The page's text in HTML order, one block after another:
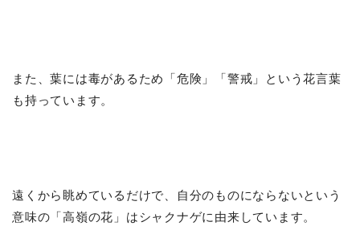
また、葉には毒があるため「危険」「警戒」という花言葉
も持っています。
遠くから眺めているだけで、自分のものにならないという
意味の「高嶺の花」はシャクナゲに由来しています。